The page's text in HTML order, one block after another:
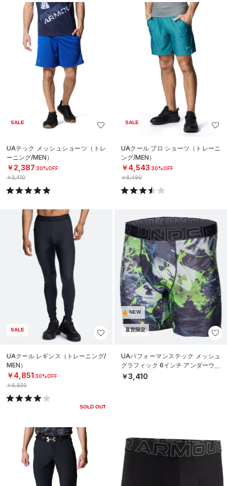
SALE
UAテック メッシュショーツ（トレ
ーニング/MEN）
￥2,387 30%OFF
￥3,410
SALE
UAクール プロ ショーツ（トレーニ
ング/MEN）
￥4,543 30%OFF
￥6,490
SALE
UAクール レギンス（トレーニング/
MEN）
￥4,851 30%OFF
￥6,930
SOLD OUT
NEW
直営限定
UAパフォーマンステック メッシュ
グラフィック 6インチ アンダーウェ
ア（トレーニング/MEN）
￥3,410